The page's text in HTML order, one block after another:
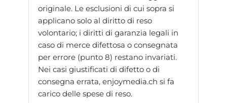
originale. Le esclusioni di cui sopra si
applicano solo al diritto di reso
volontario; i diritti di garanzia legali in
caso di merce difettosa o consegnata
per errore (punto 8) restano invariati.
Nei casi giustificati di difetto o di
consegna errata, enjoymedia.ch si fa
carico delle spese di reso.